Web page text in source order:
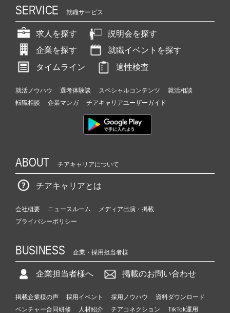
SERVICE 就職サービス
求人を探す
説明会を探す
企業を探す
就職イベントを探す
タイムライン
適性検査
就活ノウハウ 選考体験談 スペシャルコンテンツ
就活相談
転職相談
企業マンガ チアキャリアユーザーガイド
ABOUT チアキャリアについて
チアキャリアとは
会社概要 ニュースルーム
メディア出演・掲載
プライバシーポリシー
BUSINESS 企業・採用担当者様
企業担当者様へ 掲載のお問い合わせ
掲載企業様の声 採用イベント 採用ノウハウ
資料ダウンロード
ベンチャー合同研修
人材紹介 チアコネクション TikTok運用